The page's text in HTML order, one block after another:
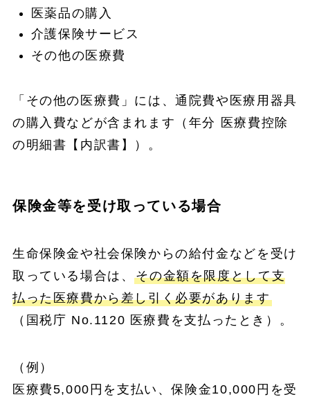
医薬品の購入
介護保険サービス
その他の医療費
「その他の医療費」には、通院費や医療用器具
の購入費などが含まれます（年分 医療費控除
の明細書【内訳書】）。
保険金等を受け取っている場合
生命保険金や社会保険からの給付金などを受け
取っている場合は、その金額を限度として支
払った医療費から差し引く必要があります
（国税庁 No.1120 医療費を支払ったとき）。
（例）
医療費5,000円を支払い、保険金10,000円を受